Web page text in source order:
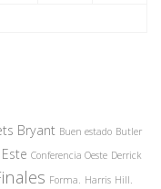
Bryant Buen estado Butler
Conferencia Oeste Derrick
Forma. Harris Hill.